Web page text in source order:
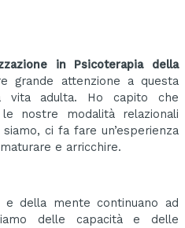
in Psicoterapia della
grande attenzione a questa
vita adulta. Ho capito che
nostre modalità relazionali
ci fa fare un’esperienza
e arricchire.
della mente continuano ad
delle capacità e delle